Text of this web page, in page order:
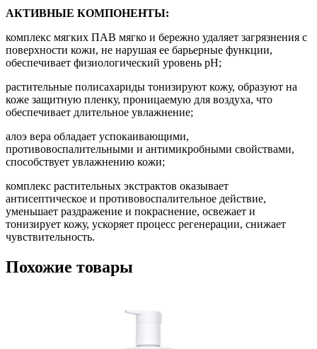
АКТИВНЫЕ КОМПОНЕНТЫ:
комплекс мягких ПАВ мягко и бережно удаляет загрязнения с
поверхности кожи, не нарушая ее барьерные функции,
обеспечивает физиологический уровень pН;
растительные полисахариды тонизируют кожу, образуют на
коже защитную пленку, проницаемую для воздуха, что
обеспечивает длительное увлажнение;
алоэ вера обладает успокаивающими,
противовоспалительными и антимикробными свойствами,
способствует увлажнению кожи;
комплекс растительных экстрактов оказывает
антисептическое и противовоспалительное действие,
уменьшает раздражение и покраснение, освежает и
тонизирует кожу, ускоряет процесс регенерации, снижает
чувствительность.
Похожие товары